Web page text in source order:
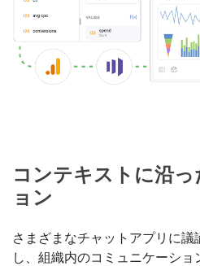
コンテキストに沿
ョン
さまざまなチャットアプリに議
し、組織内のコミュニケーシ